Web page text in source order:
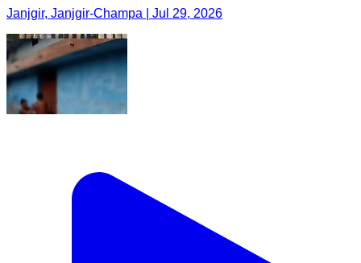
Janjgir, Janjgir-Champa | Jul 29, 2026